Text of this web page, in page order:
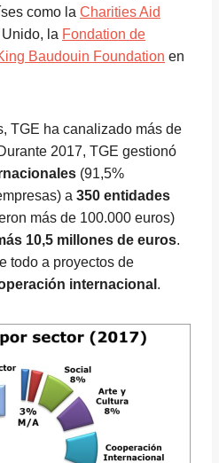
como la Charities Aid
la Fondation de
Baudouin Foundation en
TGE ha canalizado más de
2017, TGE gestionó
(91,5%
a 350 entidades
más de 100.000 euros)
10,5 millones de euros.
todo a proyectos de
internacional .